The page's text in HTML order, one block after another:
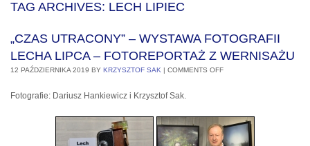
TAG ARCHIVES: LECH LIPIEC
„CZAS UTRACONY” – WYSTAWA FOTOGRAFII
LECHA LIPCA – FOTOREPORTAŻ Z WERNISAŻU
12 PAŹDZIERNIKA 2019 BY KRZYSZTOF SAK | COMMENTS OFF
Fotografie: Dariusz Hankiewicz i Krzysztof Sak.